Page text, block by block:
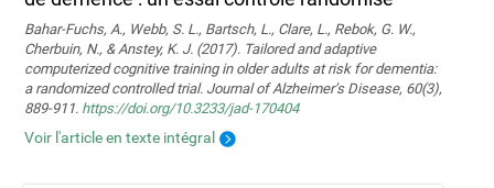
Bahar-Fuchs, A., Webb, S. L., Bartsch, L., Clare, L., Rebok, G. W.,
Cherbuin, N., & Anstey, K. J. (2017). Tailored and adaptive
computerized cognitive training in older adults at risk for dementia:
a randomized controlled trial. Journal of Alzheimer’s Disease, 60(3),
889-911. https://doi.org/10.3233/jad-170404
Voir l'article en texte intégral